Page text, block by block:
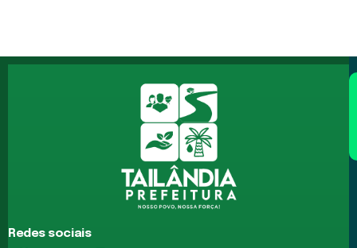
Redes sociais